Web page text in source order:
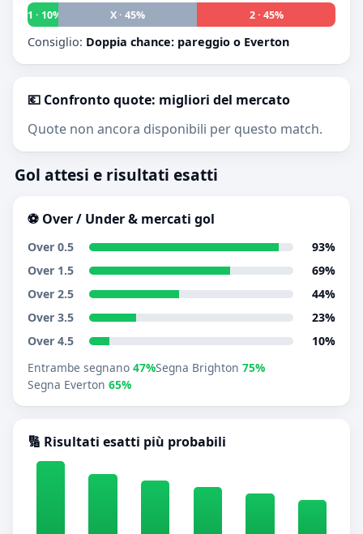
1 · 10%
X · 45% 2 · 45%
Consiglio: Doppia chance: pareggio o Everton
💶 Confronto quote: migliori del mercato
Quote non ancora disponibili per questo match.
Gol attesi e risultati esatti
⚽ Over / Under & mercati gol
Over 0.5
93%
Over 1.5
69%
Over 2.5
44%
Over 3.5
23%
Over 4.5
10%
Entrambe segnano 47%Segna Brighton 75%
Segna Everton 65%
🔢 Risultati esatti più probabili